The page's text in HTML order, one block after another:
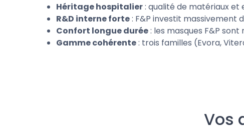
Héritage hospitalier: qualité de matériaux et
R&D interne forte: F&P investit
Confort longue durée: les masques F&P
Gamme cohérente: trois familles (Evora,
Vos